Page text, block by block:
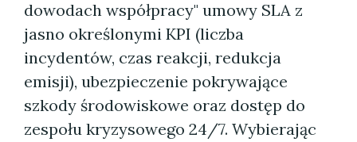
dowodach współpracy" umowy SLA z
jasno określonymi KPI (liczba
incydentów, czas reakcji, redukcja
emisji), ubezpieczenie pokrywające
szkody środowiskowe oraz dostęp do
zespołu kryzysowego 24/7. Wybierając